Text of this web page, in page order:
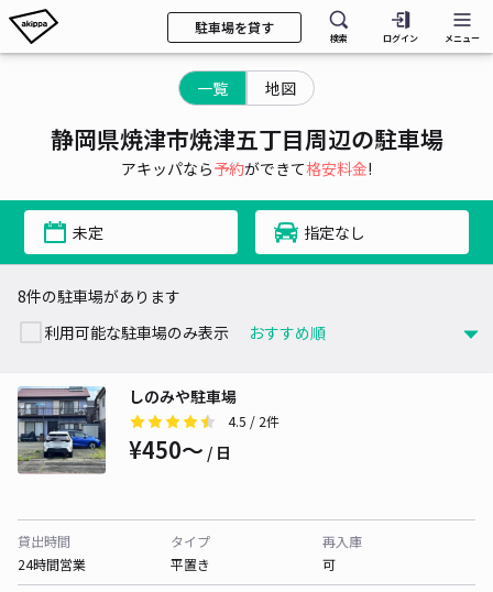
駐車場を貸す
検索 ログイン メニュー
一覧 地図
静岡県焼津市焼津五丁目周辺の駐車場
アキッパなら予約ができて格安料金!
未定 指定なし
8件の駐車場があります
利用可能な駐車場のみ表示
しのみや駐車場
4.5 / 2件
¥450〜 / 日
貸出時間
24時間営業
タイプ
平置き
再入庫
可